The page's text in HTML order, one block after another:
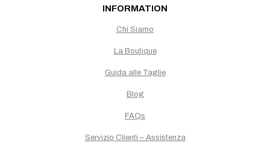
INFORMATION
Chi Siamo
La Boutique
Guida alle Taglie
Blog
FAQs
Servizio Clienti – Assistenza